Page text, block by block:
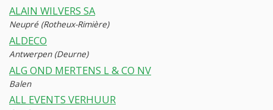
ALAIN WILVERS SA
Neupré (Rotheux-Rimière)
ALDECO
Antwerpen (Deurne)
ALG OND MERTENS L & CO NV
Balen
ALL EVENTS VERHUUR